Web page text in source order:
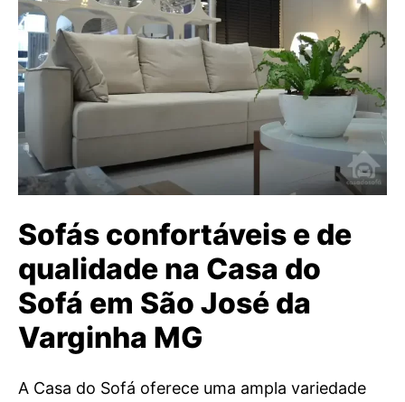
Sofás confortáveis e de
qualidade na Casa do
Sofá em São José da
Varginha MG
A Casa do Sofá oferece uma ampla variedade